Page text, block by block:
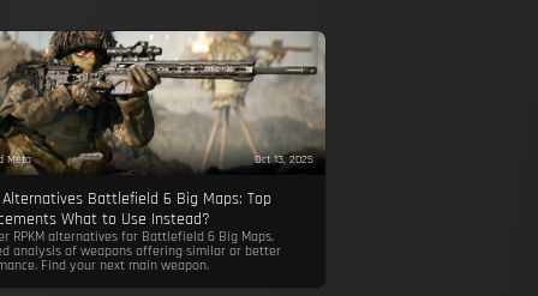
Meta Oct 13, 2025
Alternatives Battlefield 6 Big Maps: Top
What to Use Instead?
RPKM alternatives for Battlefield 6 Big Maps.
analysis of weapons offering similar or better
Find your next main weapon.